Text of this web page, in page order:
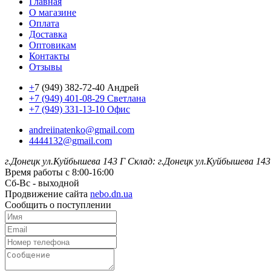
О магазине
Оплата
Доставка
Оптовикам
Контакты
Отзывы
+7 (949) 382-72-40 Андрей
+7 (949) 401-08-29 Светлана
+7 (949) 331-13-10 Офис
andreiinatenko@gmail.com
4444132@gmail.com
г.Донецк ул.Куйбышева 143 Г Склад: г.Донецк ул.Куйбышева
Время работы с 8:00-16:00
Сб-Вс - выходной
Продвижение сайта nebo.dn.ua
Сообщить о поступлении